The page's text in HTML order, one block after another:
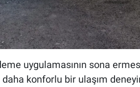
uygulamasının sona
konforlu bir ulaşım